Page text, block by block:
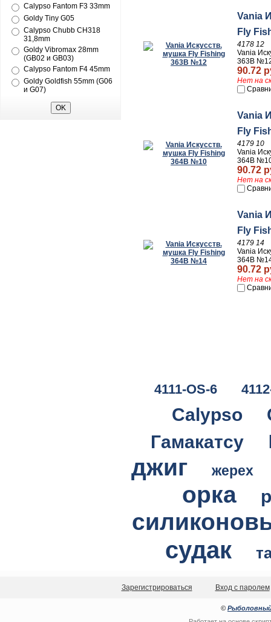
Calypso Fantom F3 33mm
Goldy Tiny G05
Calypso Chubb CH318
31,8mm
Goldy Vibromax 28mm
(GB02 и GB03)
Calypso Fantom F4 45mm
Goldy Goldfish 55mm (G06
и G07)
Vania
Fly
4178 12
Vania
363В
90.72
Нет на
Vania
Fly
4179 10
Vania
364В
90.72
Нет на
Vania
Fly
4179 14
Vania
364В
90.72
Нет на
4111-OS-6
Calypso
Гамакатсу
джиг
жерех
орка
судак
Зарегистрироваться Вход с паролем
© Рыболовный